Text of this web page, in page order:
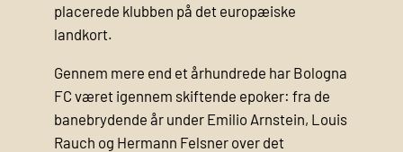
placerede klubben på det europæiske
landkort.
Gennem mere end et århundrede har Bologna
FC været igennem skiftende epoker: fra de
banebrydende år under Emilio Arnstein, Louis
Rauch og Hermann Felsner over det